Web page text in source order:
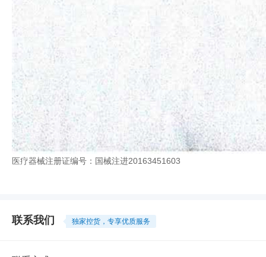
医疗器械注册证编号：国械注进20163451603
联系我们 独家控货，专享优质服务